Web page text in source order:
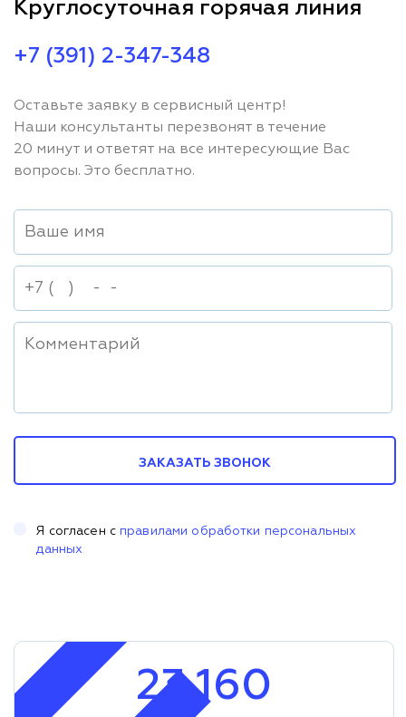
Круглосуточная горячая линия
+7 (391) 2-347-348
Оставьте заявку в сервисный центр!
Наши консультанты перезвонят в течение
20 минут и ответят на все интересующие Вас
вопросы. Это бесплатно.
ЗАКАЗАТЬ ЗВОНОК
Я согласен с правилами обработки персональных
данных
23 160